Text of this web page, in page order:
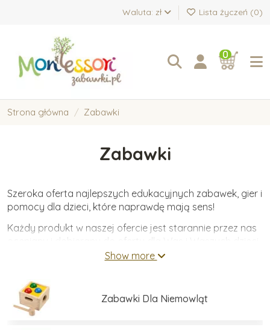
Waluta: zł Lista życzeń (0)
0
Strona główna Zabawki
Zabawki
Szeroka oferta najlepszych edukacyjnych zabawek, gier i
pomocy dla dzieci, które naprawdę mają sens!
Każdy produkt w naszej ofercie jest starannie przez nas
oceniany i dobierany do oferty dla Was i Waszych dzieci.
Oferujemy wyłącznie zabawki wykonane z wysokiej
świadomy rozwój dzieci.
Show more
Zabawki Dla Niemowląt